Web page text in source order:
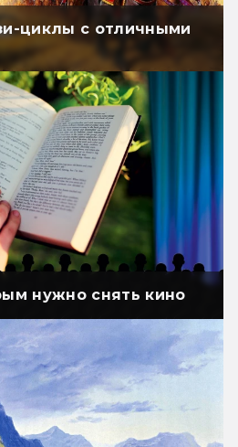
циклы с отличными
нужно снять кино